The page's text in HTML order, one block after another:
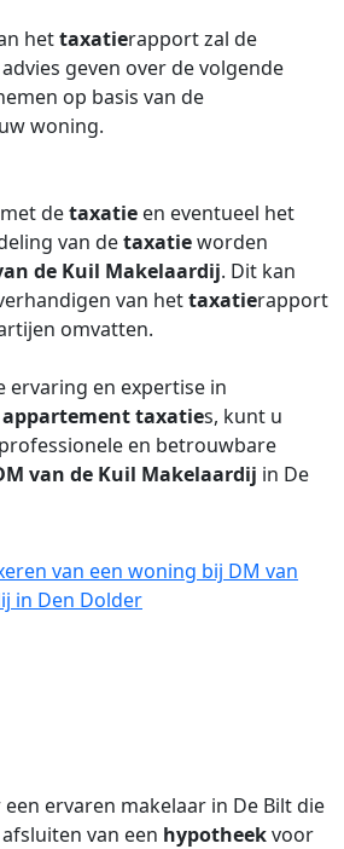
hettaxatierapport zal de
geven over de volgende
op basis van de
woning.
detaxatie en eventueel het
van detaxatieworden
de Kuil Makelaardij. Dit kan
van hettaxatierapport
omvatten.
ervaring en expertise in
appartementtaxaties, kunt u
en betrouwbare
van de Kuil Makelaardij in De
van een woning bij DM van
in Den Dolder
ervaren makelaar in De Bilt die
van een hypotheekvoor